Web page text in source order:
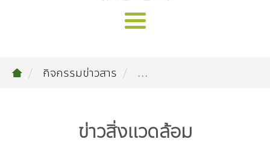
รู้จัก ม.ส.ท.
โครงสร้างองค์กร
สิ่งแวดล้อมอุตสาหกรรม
คลังความรู้
กิจกรรมข่าวสาร ...
ข่าวสิ่งแวดล้อม